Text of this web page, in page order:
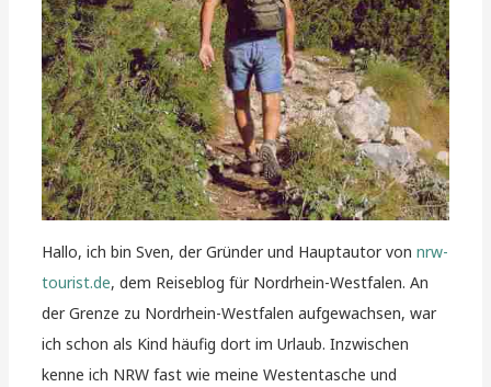
Hallo, ich bin Sven, der Gründer und Hauptautor vonnrw-
tourist.de, dem Reiseblog für Nordrhein-Westfalen. An
der Grenze zu Nordrhein-Westfalen aufgewachsen, war
ich schon als Kind häufig dort im Urlaub. Inzwischen
kenne ich NRW fast wie meine Westentasche und